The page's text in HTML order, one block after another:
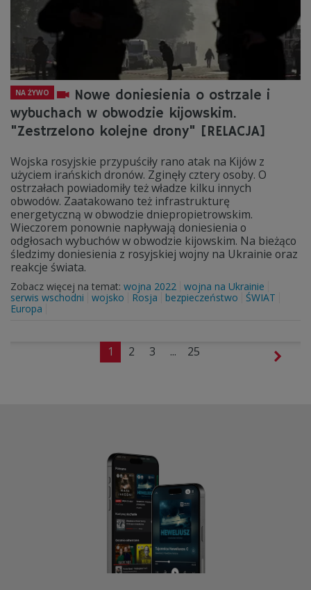
NA ŻYWO
Nowe doniesienia o ostrzale i
wybuchach w obwodzie kijowskim.
"Zestrzelono kolejne drony" [RELACJA]
Wojska rosyjskie przypuściły rano atak na Kijów z
użyciem irańskich dronów. Zginęły cztery osoby. O
ostrzałach powiadomiły też władze kilku innych
obwodów. Zaatakowano też infrastrukturę
energetyczną w obwodzie dniepropietrowskim.
Wieczorem ponownie napływają doniesienia o
odgłosach wybuchów w obwodzie kijowskim. Na bieżąco
śledzimy doniesienia z rosyjskiej wojny na Ukrainie oraz
reakcje świata.
Zobacz więcej na temat: wojna 2022 wojna na Ukrainie
serwis wschodni
wojsko Rosja bezpieczeństwo
ŚWIAT
Europa
1 2 3 ... 25